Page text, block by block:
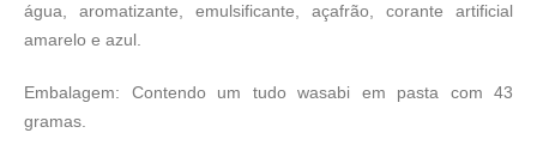
água, aromatizante, emulsificante, açafrão, corante artificial
amarelo e azul.
Embalagem: Contendo um tudo wasabi em pasta com 43
gramas.